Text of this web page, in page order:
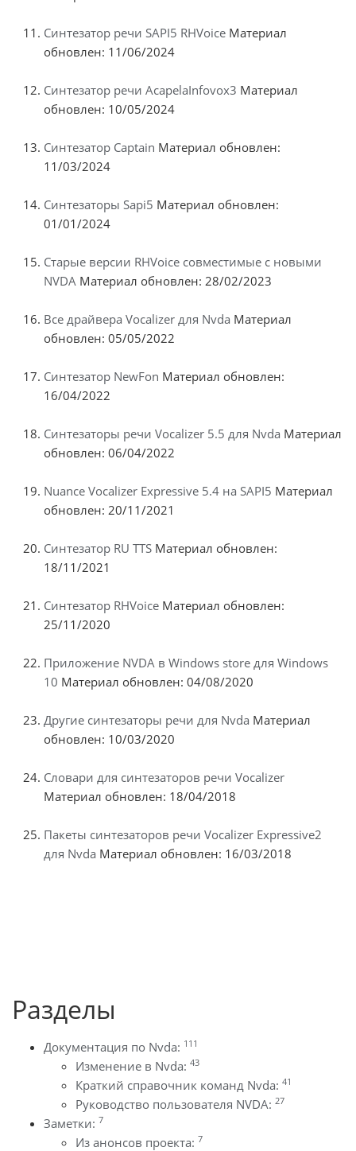
Синтезатор речи SAPI5 RHVoice Материал
обновлен: 11/06/2024
Синтезатор речи AcapelaInfovox3 Материал
обновлен: 10/05/2024
Синтезатор Captain Материал обновлен:
11/03/2024
Синтезаторы Sapi5 Материал обновлен:
01/01/2024
Старые версии RHVoice совместимые с новыми
NVDA Материал обновлен: 28/02/2023
Все драйвера Vocalizer для Nvda Материал
обновлен: 05/05/2022
Синтезатор NewFon Материал обновлен:
16/04/2022
Синтезаторы речи Vocalizer 5.5 для Nvda Материал
обновлен: 06/04/2022
Nuance Vocalizer Expressive 5.4 на SAPI5 Материал
обновлен: 20/11/2021
Синтезатор RU TTS Материал обновлен:
18/11/2021
Синтезатор RHVoice Материал обновлен:
25/11/2020
Приложение NVDA в Windows store для Windows
10 Материал обновлен: 04/08/2020
Другие синтезаторы речи для Nvda Материал
обновлен: 10/03/2020
Словари для синтезаторов речи Vocalizer
Материал обновлен: 18/04/2018
Пакеты синтезаторов речи Vocalizer Expressive2
для Nvda Материал обновлен: 16/03/2018
Разделы
Документация по Nvda: 111
Изменение в Nvda: 43
Краткий справочник команд Nvda: 41
Руководство пользователя NVDA: 27
Заметки: 7
Из анонсов проекта: 7